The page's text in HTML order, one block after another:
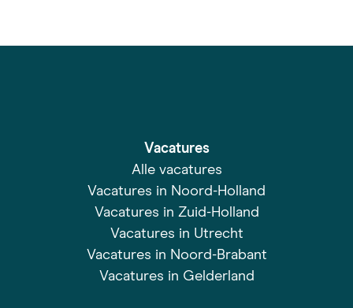
Vacatures
Alle vacatures
Vacatures in Noord-Holland
Vacatures in Zuid-Holland
Vacatures in Utrecht
Vacatures in Noord-Brabant
Vacatures in Gelderland